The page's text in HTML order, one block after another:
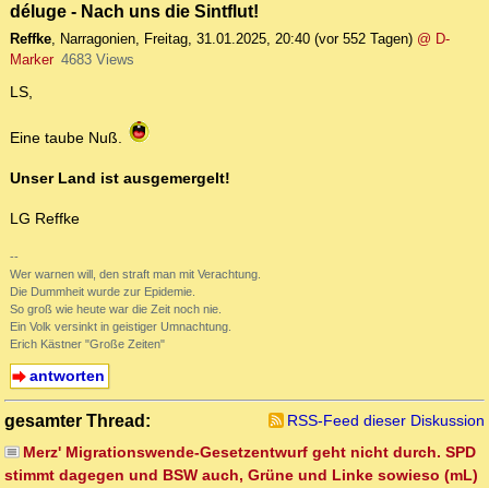
déluge - Nach uns die Sintflut!
Reffke, Narragonien, Freitag, 31.01.2025, 20:40 (vor 552 Tagen) @ D-
Marker 4683 Views
LS,
Eine taube Nuß.
Unser Land ist ausgemergelt!
LG Reffke
--
Wer warnen will, den straft man mit Verachtung.
Die Dummheit wurde zur Epidemie.
So groß wie heute war die Zeit noch nie.
Ein Volk versinkt in geistiger Umnachtung.
Erich Kästner "Große Zeiten"
antworten
gesamter Thread:
RSS-Feed dieser Diskussion
Merz' Migrationswende-Gesetzentwurf geht nicht durch. SPD
stimmt dagegen und BSW auch, Grüne und Linke sowieso (mL)